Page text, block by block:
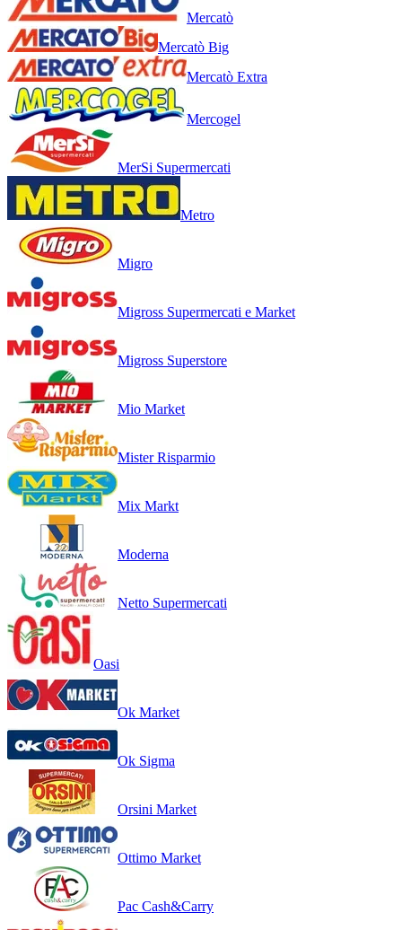
Mercatò
Mercatò Big
Mercatò Extra
Mercogel
MerSi Supermercati
Metro
Migro
Migross Supermercati e Market
Migross Superstore
Mio Market
Mister Risparmio
Mix Markt
Moderna
Netto Supermercati
Oasi
Ok Market
Ok Sigma
Orsini Market
Ottimo Market
Pac Cash&Carry